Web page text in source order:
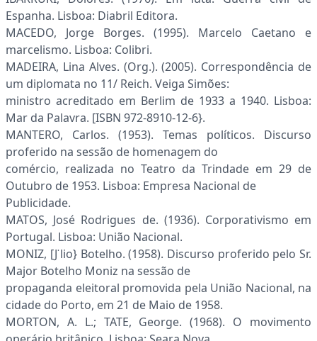
Espanha. Lisboa: Diabril Editora.
MACEDO, Jorge Borges. (1995). Marcelo Caetano e
marcelismo. Lisboa: Colibri.
MADEIRA, Lina Alves. (Org.). (2005). Correspondência de
um diplomata no 11/ Reich. Veiga Simões:
ministro acreditado em Berlim de 1933 a 1940. Lisboa:
Mar da Palavra. [ISBN 972-8910-12-6}.
MANTERO, Carlos. (1953). Temas políticos. Discurso
proferido na sessão de homenagem do
comércio, realizada no Teatro da Trindade em 29 de
Outubro de 1953. Lisboa: Empresa Nacional de
Publicidade.
MATOS, José Rodrigues de. (1936). Corporativismo em
Portugal. Lisboa: União Nacional.
MONIZ, [J˙lio} Botelho. (1958). Discurso proferido pelo Sr.
Major Botelho Moniz na sessão de
propaganda eleitoral promovida pela União Nacional, na
cidade do Porto, em 21 de Maio de 1958.
MORTON, A. L.; TATE, George. (1968). O movimento